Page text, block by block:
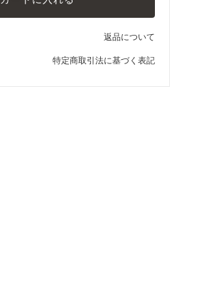
返品について
特定商取引法に基づく表記